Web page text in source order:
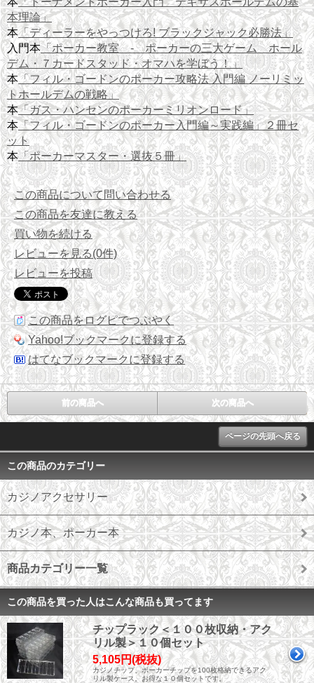
本理論」
本「ディーラーをやっつけろ! ブラックジャック必勝法」
入門本「ポーカー教室 - ポーカーの三大ゲーム ホール
デム・７カードスタッド・オマハを学ぼう！」
本「フィル・ゴードンのポーカー攻略法 入門編 ノーリミッ
トホールデムの戦略」
本「ガス・ハンセンのポーカーミリオンロード」
本 「フィル・ゴードンのポーカー入門編～実践編」２冊セ
ット
本「ポーカーマスター・選抜５冊」
この商品について問い合わせる
この商品を友達に教える
買い物を続ける
レビューを見る(0件)
レビューを投稿
この商品をログピでつぶやく
Yahoo!ブックマークに登録する
はてなブックマークに登録する
前の商品へ 次の商品へ
ページの先頭へ戻る
この商品のカテゴリー
カジノアクセサリー
カジノ本、ポーカー本
商品カテゴリー一覧
この商品を買った人はこんな商品も買ってます
チップラック＜１００枚収納・アク
リル製＞１０個セット
5,105円(税抜)
カジノチップ、ポーカーチップを100枚格納できるアク
リル製ケース。お得な１０個セットです。